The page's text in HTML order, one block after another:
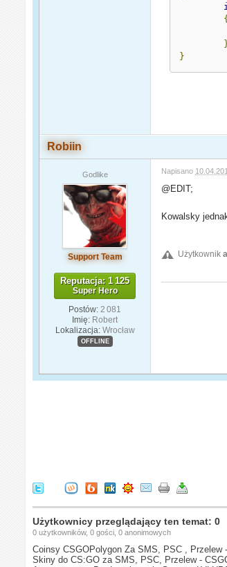
}
Robiin
Godlike
Support Team
Reputacja: 1 125
Super Hero
Postów: 2 081
Imię: Robert
Lokalizacja: Wrocław
OFFLINE
Napisano
@EDIT;
Kowalsky
Użytkownik
Użytkownicy przeglądający ten temat: 0
0 użytkowników, 0 gości, 0 anonimowych
Coinsy CSGOPolygon Za SMS, PSC , Przelew
Skiny do CS:GO za SMS, PSC, Przelew -